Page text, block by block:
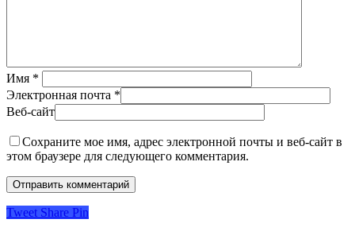
Имя *
Электронная почта *
Веб-сайт
Сохраните мое имя, адрес электронной почты и веб-сайт в
этом браузере для следующего комментария.
Tweet Share Pin